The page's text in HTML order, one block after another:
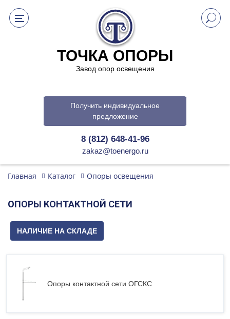
ТОЧКА ОПОРЫ
Завод опор освещения
Получить индивидуальное
предложение
8 (812) 648-41-96
zakaz@toenergo.ru
Главная Каталог Опоры освещения
ОПОРЫ КОНТАКТНОЙ СЕТИ
НАЛИЧИЕ НА СКЛАДЕ
Опоры контактной сети ОГСКС